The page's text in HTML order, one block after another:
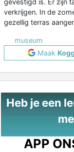
verkrijgen. In de
gezellig terras
museum
Maak
Heb je een
APP